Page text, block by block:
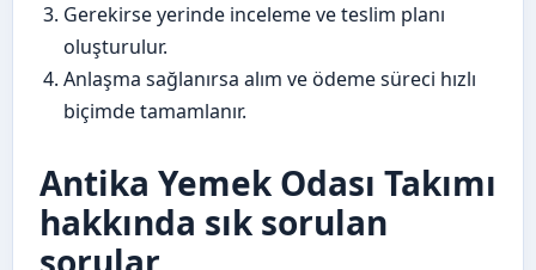
Gerekirse yerinde inceleme ve teslim planı
oluşturulur.
Anlaşma sağlanırsa alım ve ödeme süreci hızlı
biçimde tamamlanır.
Antika Yemek Odası Takımı
hakkında sık sorulan